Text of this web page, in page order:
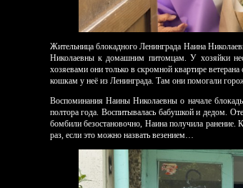
Жительница блокадного Ленинграда Наина
Николаевны к домашним питомцам. У хозяйки
хозяевами они только в скромной квартире
кошкам у неё из Ленинграда. Там они помогали
Воспоминания Наины Николаевны о начале
полтора года. Воспитывалась бабушкой и дедом.
бомбили безостановочно, Наина получила
раз, если это можно назвать везением…